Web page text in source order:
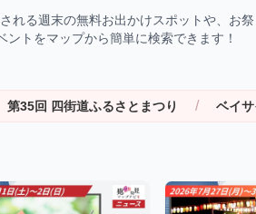
れる週末の無料お出かけスポットや、お
ントをマップから簡単に検索できます！
るさとまつり / ベイサイドリゾート